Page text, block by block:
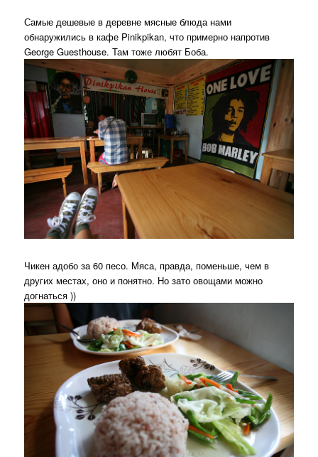
Самые дешевые в деревне мясные блюда нами
обнаружились в кафе Pinikpikan, что примерно напротив
George Guesthouse. Там тоже любят Боба.
Чикен адобо за 60 песо. Мяса, правда, поменьше, чем в
других местах, оно и понятно. Но зато овощами можно
догнаться ))